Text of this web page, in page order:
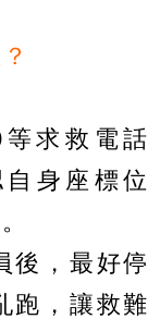
求救電話
身座標位
後，最好停
跑，讓救難